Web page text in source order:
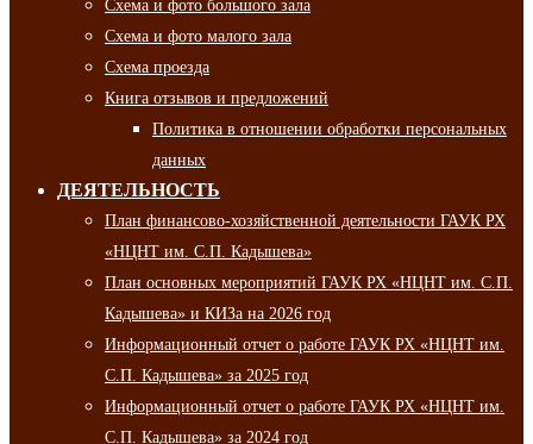
Схема и фото большого зала
Схема и фото малого зала
Схема проезда
Книга отзывов и предложений
Политика в отношении обработки персональных
данных
ДЕЯТЕЛЬНОСТЬ
План финансово-хозяйственной деятельности ГАУК РХ
«НЦНТ им. С.П. Кадышева»
План основных мероприятий ГАУК РХ «НЦНТ им. С.П.
Кадышева» и КИЗа на 2026 год
Информационный отчет о работе ГАУК РХ «НЦНТ им.
С.П. Кадышева» за 2025 год
Информационный отчет о работе ГАУК РХ «НЦНТ им.
С.П. Кадышева» за 2024 год